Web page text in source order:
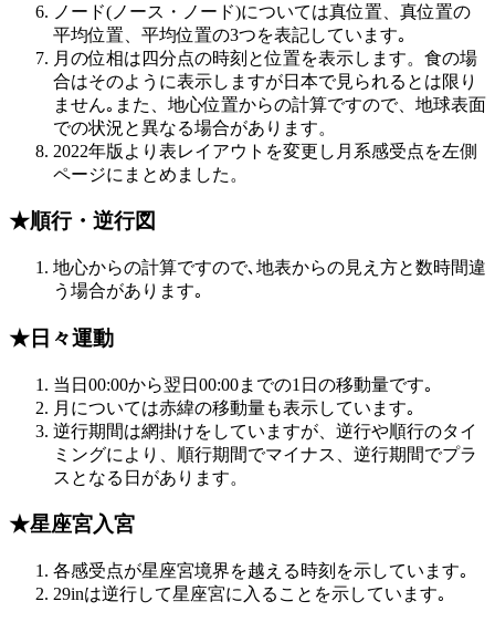
ノード(ノース・ノード)については真位置、真位置の
平均位置、平均位置の3つを表記しています｡
月の位相は四分点の時刻と位置を表示します。食の場
合はそのように表示しますが日本で見られるとは限り
ません｡また、地心位置からの計算ですので、地球表面
での状況と異なる場合があります。
2022年版より表レイアウトを変更し月系感受点を左側
ページにまとめました。
★順行・逆行図
地心からの計算ですので､地表からの見え方と数時間違
う場合があります｡
★日々運動
当日00:00から翌日00:00までの1日の移動量です｡
月については赤緯の移動量も表示しています｡
逆行期間は網掛けをしていますが、逆行や順行のタイ
ミングにより、順行期間でマイナス、逆行期間でプラ
スとなる日があります。
★星座宮入宮
各感受点が星座宮境界を越える時刻を示しています｡
29inは逆行して星座宮に入ることを示しています｡